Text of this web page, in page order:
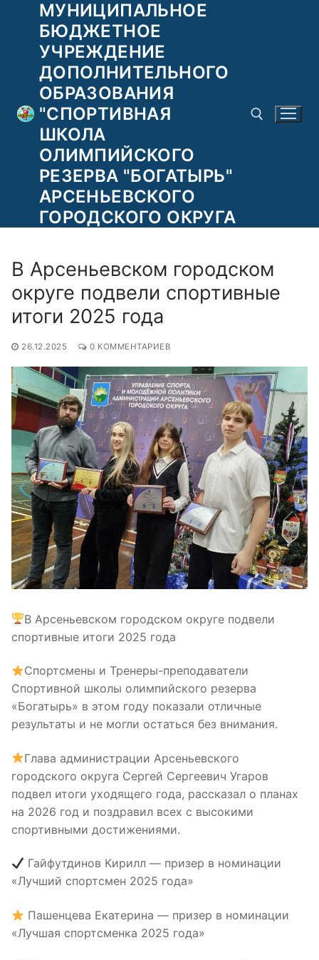
Перейти
содержимому
МУНИЦИПАЛЬНОЕ
БЮДЖЕТНОЕ
УЧРЕЖДЕНИЕ
ДОПОЛНИТЕЛЬНОГО
ОБРАЗОВАНИЯ
"СПОРТИВНАЯ
ШКОЛА
ОЛИМПИЙСКОГО
РЕЗЕРВА "БОГАТЫРЬ"
АРСЕНЬЕВСКОГО
ГОРОДСКОГО ОКРУГА
Найти:
В Арсеньевском городском
округе подвели спортивные
итоги 2025 года
26.12.2025 0 КОММЕНТАРИЕВ
В Арсеньевском городском округе подвели
спортивные итоги 2025 года
Спортсмены и Тренеры-преподаватели
Спортивной школы олимпийского резерва
«Богатырь» в этом году показали отличные
результаты и не могли остаться без внимания.
Глава администрации Арсеньевского
городского округа Сергей Сергеевич Угаров
подвел итоги уходящего года, рассказал о планах
на 2026 год и поздравил всех с высокими
спортивными достижениями.
Гайфутдинов Кирилл — призер в номинации
«Лучший спортсмен 2025 года»
Пашенцева Екатерина — призер в номинации
«Лучшая спортсменка 2025 года»